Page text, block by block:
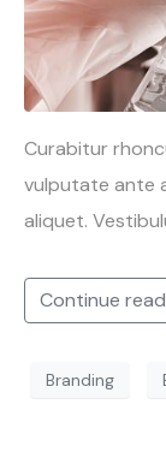
Curabitur
vulputate ante
aliquet.
Continue
Branding